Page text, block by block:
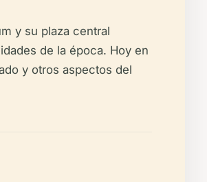
y su plaza central
de la época. Hoy en
y otros aspectos del